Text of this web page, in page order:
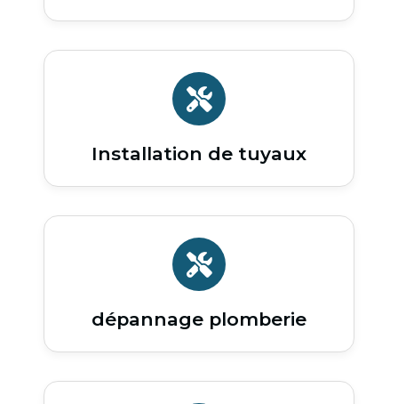
Installation de tuyaux
dépannage plomberie